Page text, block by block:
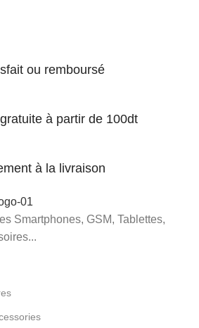
ou remboursé
à partir de 100dt
à la livraison
Smartphones, GSM, Tablettes,